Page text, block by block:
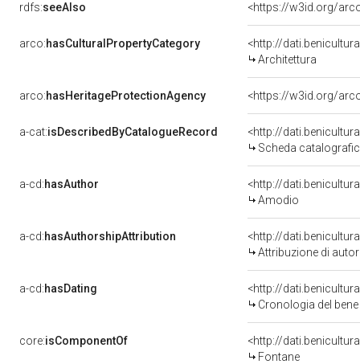
rdfs:seeAlso <https://w3id.org/
arco:hasCulturalPropertyCategory
<http://
Architettura
arco:hasHeritageProtectionAgency <https://w3id.org/
a-cat:isDescribedByCatalogueRecord
<http://
Scheda
a-cd:hasAuthor
<http://
Amodio
a-cd:hasAuthorshipAttribution
<http://
Attribuzione di autore
a-cd:hasDating
<http://
Cronologia del
core:isComponentOf
<http://
Fontane